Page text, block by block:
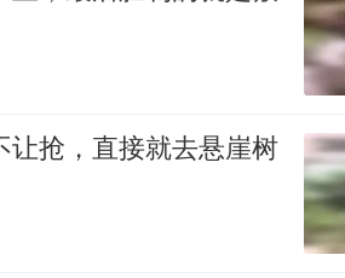
让抢，直接就去悬崖树